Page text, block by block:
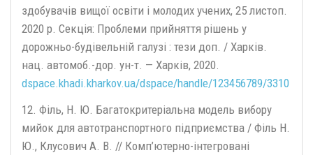
здобувачів вищої освіти і молодих учених, 25 листоп.
2020 р. Секція: Проблеми прийняття рішень у
дорожньо-будівельній галузі : тези доп. / Харків.
нац. автомоб.-дор. ун-т. — Харків, 2020.
dspace.khadi.kharkov.ua/dspace/handle/123456789/3310
12. Філь, Н. Ю. Багатокритеріальна модель вибору
мийок для автотранспортного підприємства / Філь Н.
Ю., Клусович А. В. // Комп’ютерно-інтегровані